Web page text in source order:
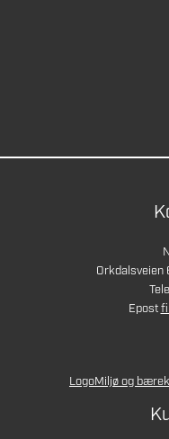
Orkdalsveien
Epost
LogoMiljø og